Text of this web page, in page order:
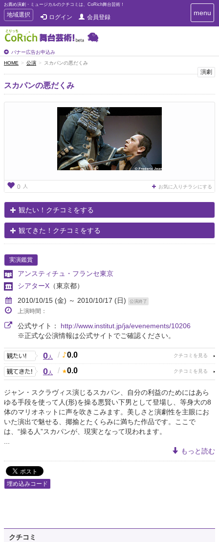
お薦め演劇・ミュージカルのクチコミは、CoRich舞台芸術！
T
o
g
g
e
n
a
i
地域選択 ログイン 会員登録
バナー広告お申込み
T
o
i
menu
HOME 公演 スカパンの悪だくみ
演劇
スカパンの悪だくみ
0 人 お気に入りチラシにする
観たい！クチコミをする
観てきた！クチコミをする
実演鑑賞
アンスティチュ・フランセ東京
シアターX （東京都）
2010/10/15 (金) ～ 2010/10/17 (日)
公演終了
上演時間：
公式サイト： http://www.institut.jp/ja/evenements/10206
※正式な公演情報は公式サイトでご確認ください。
0人 / 0.0
0人 / 0.0
ジャン・スクラヴィス演じるスカパン、自分の利益のためにはあら
ゆる手段を使って人(形)を操る悪賢い下男として登場し、等身大の8
体のマリオネットに声を吹きこみます。美しさと演劇性を主眼にお
いた演出で魅せる、揶揄とたくらみに満ちた作品です。ここで
は、“操る人”スカパンが、現実となって現われます。
もっと読む
埋め込みコード
クチコミ